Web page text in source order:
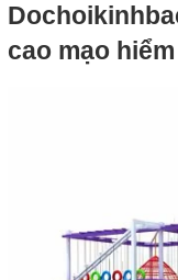
cao mạo hiểm